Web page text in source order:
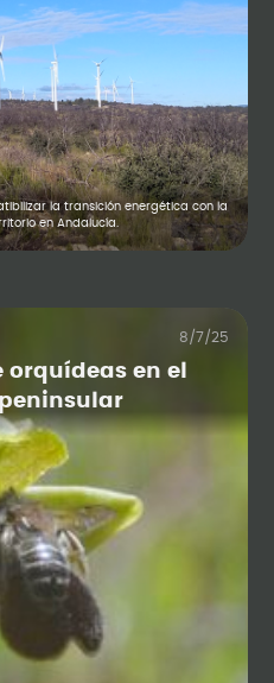
la transición energética con la
en Andalucía.
8/7/25
orquídeas en el